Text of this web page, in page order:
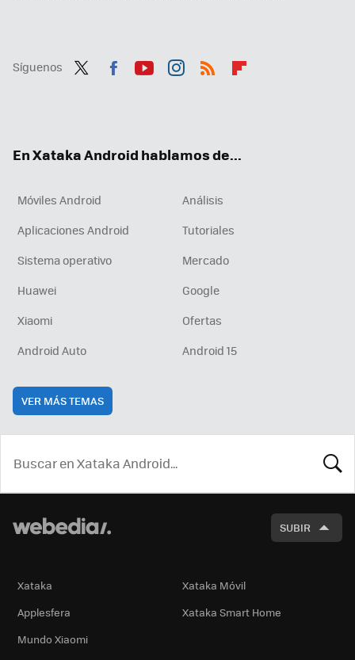
Síguenos
En Xataka Android hablamos de...
Móviles Android
Análisis
Aplicaciones Android
Tutoriales
Sistema operativo
Mercado
Huawei
Google
Xiaomi
Ofertas
Android Auto
Android 15
VER MÁS TEMAS
SUBIR
Xataka
Xataka Móvil
Applesfera
Xataka Smart Home
Mundo Xiaomi